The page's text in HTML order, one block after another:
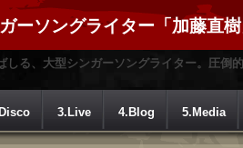
ーソングライター「加藤直
しる、大型シンガーソングライター。圧倒
3.Live 4.Blog 5.Media